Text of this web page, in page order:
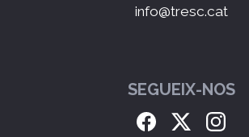
info@tresc.cat
SEGUEIX-NOS